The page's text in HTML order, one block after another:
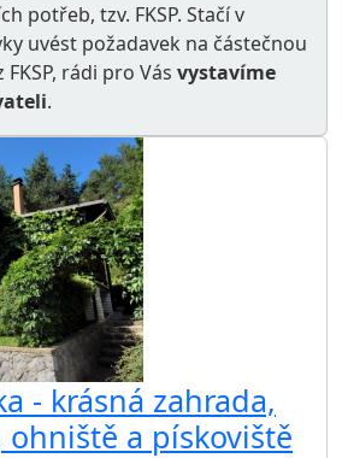
potřeb, tzv. FKSP. Stačí v
uvést požadavek na částečnou
rádi pro Vás vystavíme
.
- krásná zahrada,
a pískoviště